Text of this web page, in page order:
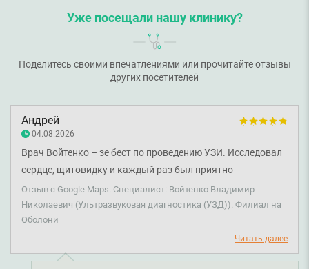
Уже посещали нашу клинику?
Поделитесь своими впечатлениями или прочитайте отзывы
других посетителей
Андрей
04.08.2026
Врач Войтенко – зе бест по проведению УЗИ. Исследовал
сердце, щитовидку и каждый раз был приятно
враждебен. Внимательный, очень профессиональный
полход. Искренне рекомендую!
Отзыв с Google Maps. Специалист: Войтенко Владимир
Николаевич (Ультразвуковая диагностика (УЗД)). Филиал на
Оболони
Читать далее